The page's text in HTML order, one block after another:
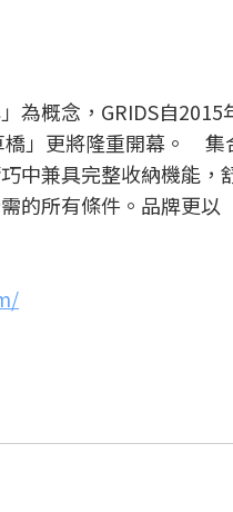
為概念，GRIDS自
」更將隆重開幕。 集
中兼具完整收納機能
的所有條件。品牌更